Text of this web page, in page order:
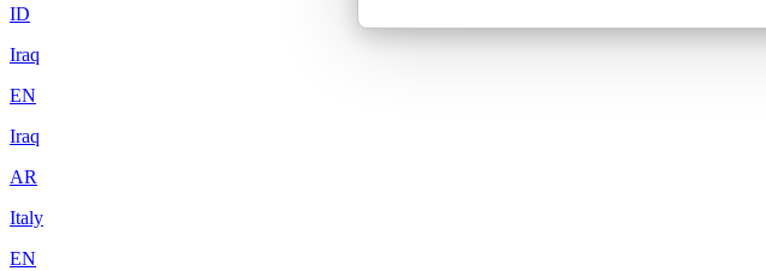
ID
Iraq
EN
Iraq
AR
Italy
EN